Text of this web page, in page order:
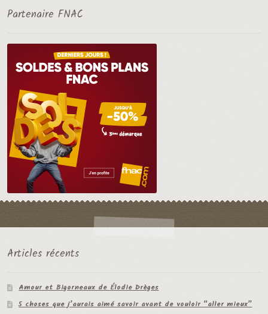
Partenaire FNAC
Articles récents
Amour et Bigorneaux de Élodie Drèges
5 choses que j’aurais aimé savoir avant de vouloir “aller mieux”